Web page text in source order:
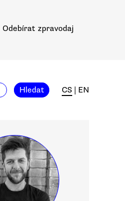
Odebírat zpravodaj
Hledat CS EN